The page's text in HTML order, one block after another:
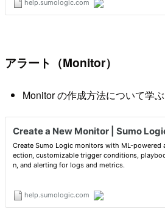
アラート（Monitor）
Monitor の作成方法について学ぶ